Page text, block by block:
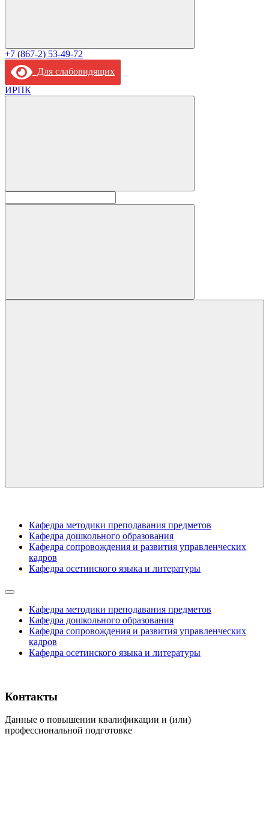
+7 (867-2) 53-49-72
Для слабовидящих
ИРПК
Кафедра методики преподавания предметов
Кафедра дошкольного образования
Кафедра сопровождения и развития управленческих
кадров
Кафедра осетинского языка и литературы
Кафедра методики преподавания предметов
Кафедра дошкольного образования
Кафедра сопровождения и развития управленческих
кадров
Кафедра осетинского языка и литературы
Контакты
Данные о повышении квалификации и (или)
профессиональной подготовке